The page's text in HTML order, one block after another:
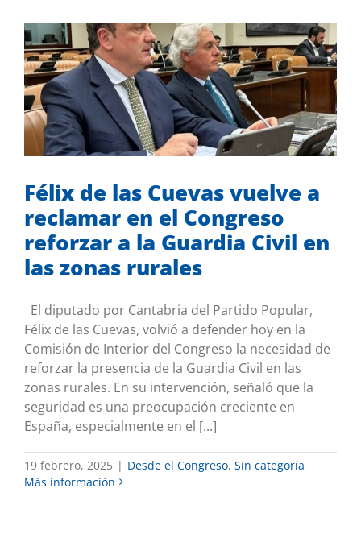
Félix de las Cuevas vuelve a reclamar
en el Congreso reforzar a la Guardia
Civil en las zonas rurales
Desde el Congreso Sin categoría
Félix de las Cuevas vuelve a
reclamar en el Congreso
reforzar a la Guardia Civil en
las zonas rurales
El diputado por Cantabria del Partido Popular,
Félix de las Cuevas, volvió a defender hoy en la
Comisión de Interior del Congreso la necesidad de
reforzar la presencia de la Guardia Civil en las
zonas rurales. En su intervención, señaló que la
seguridad es una preocupación creciente en
España, especialmente en el [...]
19 febrero, 2025 | Desde el Congreso, Sin categoría
Más información